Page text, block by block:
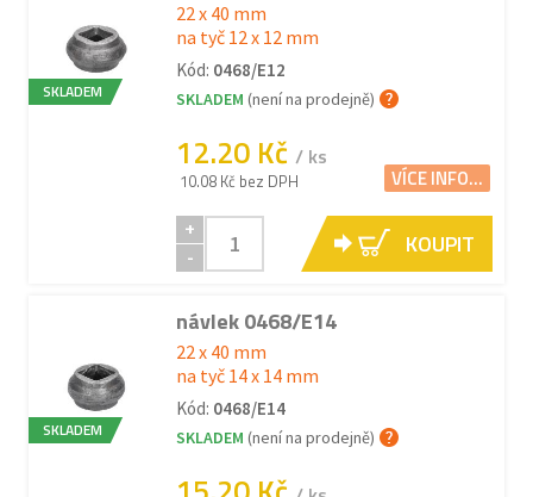
SKLADEM
22 x 40 mm
na tyč 12 x 12 mm
Kód: 0468/E12
SKLADEM (není na prodejně)
12.20 Kč / ks
10.08 Kč bez DPH VÍCE INFO...
+
-
KOUPIT
SKLADEM
návlek 0468/E14
22 x 40 mm
na tyč 14 x 14 mm
Kód: 0468/E14
SKLADEM (není na prodejně)